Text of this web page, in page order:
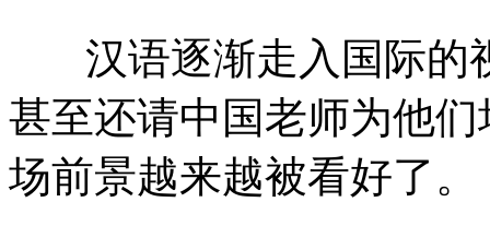
汉语逐渐走入国际的
甚至还请中国老师为他
场前景越来越被看好了。